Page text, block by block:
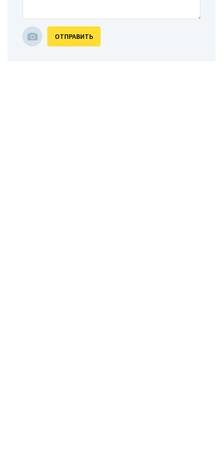
ОТПРАВИТЬ